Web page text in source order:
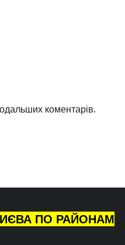
коментарів.
ПО РАЙОНАМ